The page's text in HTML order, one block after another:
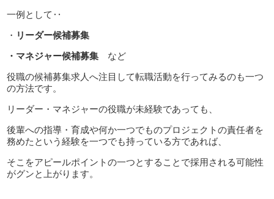
一例として‥
・ リーダー候補募集
・マネジャー候補募集 など
役職の候補募集求人へ注目して転職活動を行ってみるのも一つ
の方法です。
リーダー・マネジャーの役職が未経験であっても、
後輩への指導・育成や何か一つでものプロジェクトの責任者を
務めたという経験を一つでも持っている方であれば、
そこをアピールポイントの一つとすることで採用される可能性
がグンと上がります。